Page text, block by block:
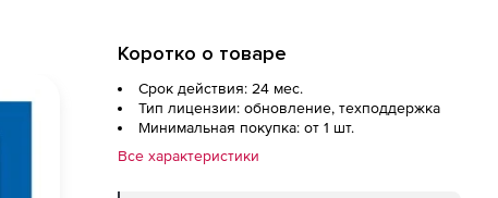
Коротко о товаре
Срок действия: 24 мес.
Тип лицензии: обновление, техподдержка
Минимальная покупка: от 1 шт.
Все характеристики